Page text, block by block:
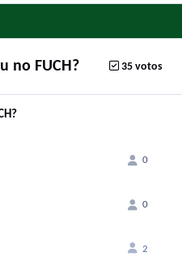
no FUCH? 35 votos
0
0
2